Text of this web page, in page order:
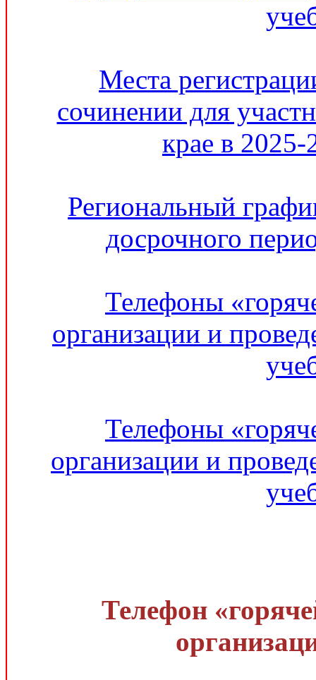
Места
сочинении для
крае в
Региональный
досрочного
Телефоны
организации и
Телефоны
организации и
Телефон